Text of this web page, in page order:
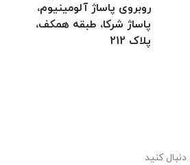
روبروی پاساژ آلومینیوم،
پاساژ شرکا، طبقه همکف،
پلاک 212
کنید